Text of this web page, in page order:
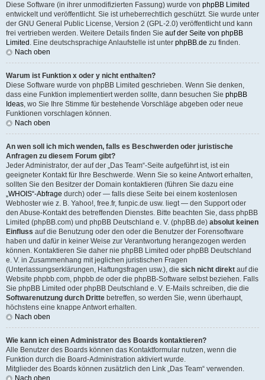
Diese Software (in ihrer unmodifizierten Fassung) wurde von phpBB Limited
entwickelt und veröffentlicht. Sie ist urheberrechtlich geschützt. Sie wurde unter
der GNU General Public License, Version 2 (GPL-2.0) veröffentlicht und kann
frei vertrieben werden. Weitere Details finden Sie auf der Seite von phpBB
Limited . Eine deutschsprachige Anlaufstelle ist unter phpBB.de zu finden.
Nach oben
Warum ist Funktion x oder y nicht enthalten?
Diese Software wurde von phpBB Limited geschrieben. Wenn Sie denken,
dass eine Funktion implementiert werden sollte, dann besuchen Sie phpBB
Ideas, wo Sie Ihre Stimme für bestehende Vorschläge abgeben oder neue
Funktionen vorschlagen können.
Nach oben
An wen soll ich mich wenden, falls es Beschwerden oder juristische
Anfragen zu diesem Forum gibt?
Jeder Administrator, der auf der „Das Team“-Seite aufgeführt ist, ist ein
geeigneter Kontakt für Ihre Beschwerde. Wenn Sie so keine Antwort erhalten,
sollten Sie den Besitzer der Domain kontaktieren (führen Sie dazu eine
„WHOIS“-Abfrage durch) oder — falls diese Seite bei einem kostenlosen
Webhoster wie z. B. Yahoo!, free.fr, funpic.de usw. liegt — den Support oder
den Abuse-Kontakt des betreffenden Dienstes. Bitte beachten Sie, dass phpBB
Limited (phpBB.com) und phpBB Deutschland e. V. (phpBB.de) absolut keinen
Einfluss auf die Benutzung oder den oder die Benutzer der Forensoftware
haben und dafür in keiner Weise zur Verantwortung herangezogen werden
können. Kontaktieren Sie daher nie phpBB Limited oder phpBB Deutschland
e. V. in Zusammenhang mit jeglichen juristischen Fragen
(Unterlassungserklärungen, Haftungsfragen usw.), die sich nicht direkt auf die
Website phpbb.com, phpbb.de oder die phpBB-Software selbst beziehen. Falls
Sie phpBB Limited oder phpBB Deutschland e. V. E-Mails schreiben, die die
Softwarenutzung durch Dritte betreffen, so werden Sie, wenn überhaupt,
höchstens eine knappe Antwort erhalten.
Nach oben
Wie kann ich einen Administrator des Boards kontaktieren?
Alle Benutzer des Boards können das Kontaktformular nutzen, wenn die
Funktion durch die Board-Administration aktiviert wurde.
Mitglieder des Boards können zusätzlich den Link „Das Team“ verwenden.
Nach oben